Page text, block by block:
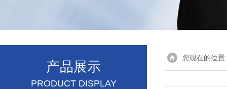
产品展示
PRODUCT DISPLAY
您现在的位置